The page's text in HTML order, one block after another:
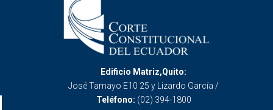
Edificio Matriz,Quito:
José Tamayo E10 25 y Lizardo García /
Teléfono: (02) 394-1800